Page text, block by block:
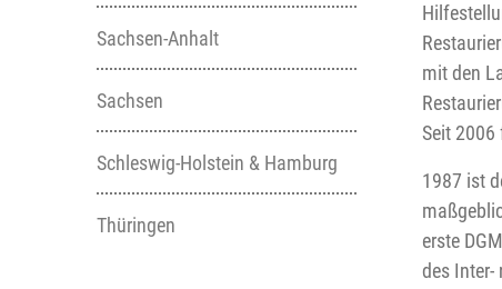
Sachsen-Anhalt
Sachsen
Schleswig-Holstein & Hamburg
Thüringen
mit den
Seit 2006
1987 ist
erste
des Inter-